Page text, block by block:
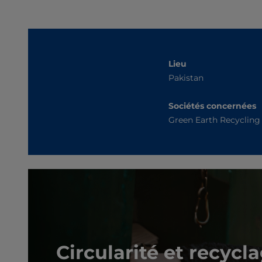
Lieu
Pakistan
Sociétés concernées
Green Earth Recycling
Circularité et